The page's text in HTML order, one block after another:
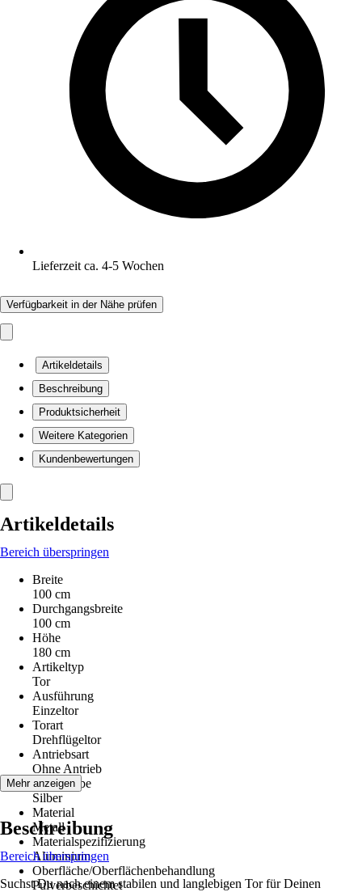
Lieferzeit ca. 4-5 Wochen
Verfügbarkeit in der Nähe prüfen
Artikeldetails
Beschreibung
Produktsicherheit
Weitere Kategorien
Kundenbewertungen
Artikeldetails
Bereich überspringen
Breite
100 cm
Durchgangsbreite
100 cm
Höhe
180 cm
Artikeltyp
Tor
Ausführung
Einzeltor
Torart
Drehflügeltor
Antriebsart
Ohne Antrieb
Grundfarbe
Silber
Material
Metall
Materialspezifizierung
Aluminium
Oberfläche/Oberflächenbehandlung
Pulverbeschichtet
Mehr anzeigen
Beschreibung
Bereich überspringen
Suchst Du nach einem stabilen und langlebigen Tor für Deinen